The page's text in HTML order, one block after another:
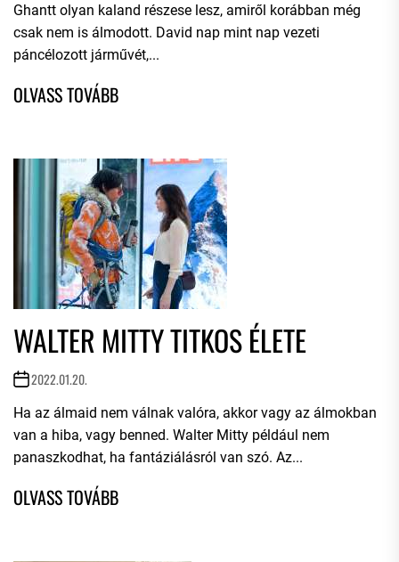
Ghantt olyan kaland részese lesz, amiről korábban még
csak nem is álmodott. David nap mint nap vezeti
páncélozott járművét,...
WALTER MITTY TITKOS ÉLETE
2022.01.20.
Ha az álmaid nem válnak valóra, akkor vagy az álmokban
van a hiba, vagy benned. Walter Mitty például nem
panaszkodhat, ha fantáziálásról van szó. Az...